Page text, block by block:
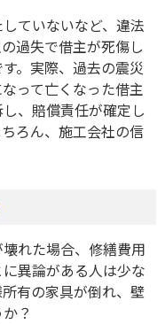
ていないなど、違法
過失で借主が死傷し
。実際、過去の震災
って亡くなった借主
、賠償責任が確定し
ろん、施工会社の信
れた場合、修繕費用
異論がある人は少な
有の家具が倒れ、壁
？